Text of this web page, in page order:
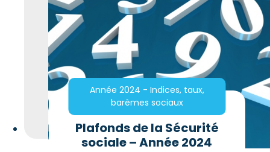
Année 2024 - Indices, taux,
barèmes sociaux
Plafonds de la Sécurité
sociale – Année 2024